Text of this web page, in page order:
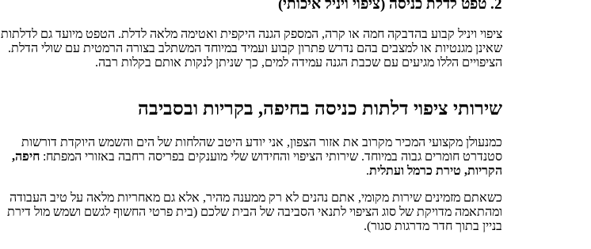
2. טפט לדלת כניסה (ציפוי ויניל איכותי)
ציפוי ויניל קבוע בהדבקה חמה או קרה, המספק הגנה היקפית ואטימה מלאה לדלת. הטפט מיועד גם לדלתות
שאינן מגנטיות או למצבים בהם נדרש פתרון קבוע ועמיד במיוחד המשתלב בצורה הרמטית עם שולי הדלת.
הציפויים הללו מגיעים עם שכבת הגנה עמידה למים, כך שניתן לנקות אותם בקלות רבה.
שירותי ציפוי דלתות כניסה בחיפה, בקריות ובסביבה
כמנעולן מקצועי המכיר מקרוב את אזור הצפון, אני יודע היטב שהלחות של הים והשמש היוקדת דורשות
סטנדרט חומרים גבוה במיוחד. שירותי הציפוי והחידוש שלי מוענקים בפריסה רחבה באזורי המפתח: חיפה,
הקריות, טירת כרמל ועתלית.
כשאתם מזמינים שירות מקומי, אתם נהנים לא רק ממענה מהיר, אלא גם מאחריות מלאה על טיב העבודה
ומהתאמה מדויקת של סוג הציפוי לתנאי הסביבה של הבית שלכם (בית פרטי החשוף לגשם ושמש מול דירת
בניין בתוך חדר מדרגות סגור).